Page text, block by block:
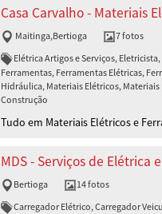
Casa Carvalho - Materiais
Maitinga,Bertioga
7 fotos
Elétrica Artigos e Serviços, Eletricista,
Ferramentas, Ferramentas Elétricas,
Hidráulica, Materiais Elétricos, Materiais
Construção
Tudo em Materiais Elétricos e
MDS - Serviços de Elétrica
Bertioga
14 fotos
Carregador Elétrico, Carregador